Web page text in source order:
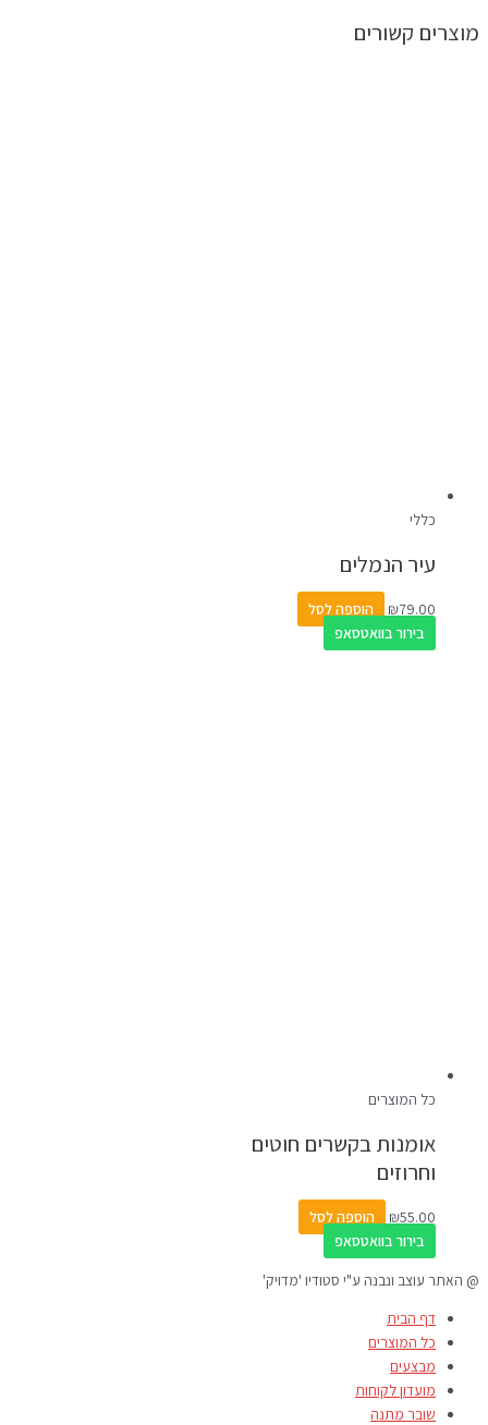
מוצרים קשורים
כללי
עיר הנמלים
₪79.00
הוספה לסל
בירור בוואטסאפ
כל המוצרים
אומנות בקשרים חוטים
וחרוזים
₪55.00
הוספה לסל
בירור בוואטסאפ
@ האתר עוצב ונבנה ע"י סטודיו 'מדויק'
דף הבית
כל המוצרים
מבצעים
מועדון לקוחות
שובר מתנה